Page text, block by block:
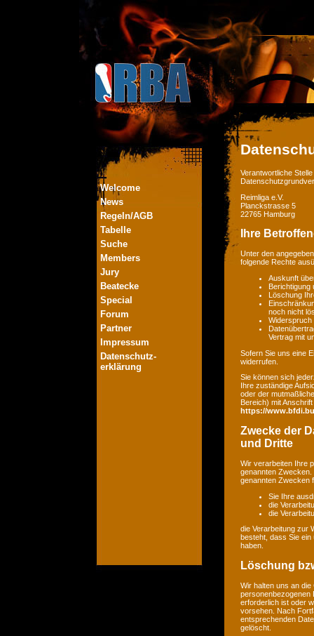
Welcome
News
Regeln/AGB
Tabelle
Suche
Members
Jury
Beatecke
Special
Forum
Partner
Impressum
Datenschutz-
erklärung
Verantwortliche
Reimliga e.V.
Planckstrasse 5
22765 Hamburg
Ihre
Unter den
folgende Rechte
Auskunft
Berichtigung
Löschung
noch nicht
Widerspruch
Vertrag mit
Sofern Sie uns eine
widerrufen.
Sie können sich
Ihre zuständige
oder der
Bereich) mit
https://
Zwecke der
und Dritte
Wir verarbeiten Ihre
genannten
genannten Zwecken
Sie Ihre
die
die
die Verarbeitung zur
besteht, dass Sie
haben.
Löschung
Wir halten uns an
personenbezogenen
erforderlich ist oder
vorsehen. Nach
entsprechenden
gelöscht.